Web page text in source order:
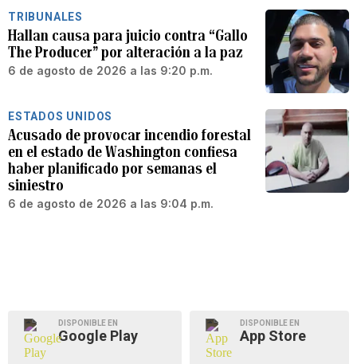
TRIBUNALES
Hallan causa para juicio contra “Gallo
The Producer” por alteración a la paz
6 de agosto de 2026 a las 9:20 p.m.
ESTADOS UNIDOS
Acusado de provocar incendio forestal
en el estado de Washington confiesa
haber planificado por semanas el
siniestro
6 de agosto de 2026 a las 9:04 p.m.
DISPONIBLE EN
Google Play
DISPONIBLE EN
App Store